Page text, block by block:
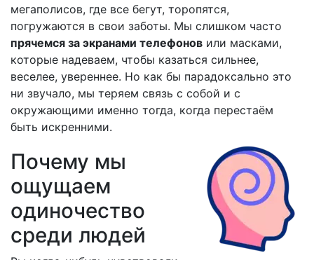
мегаполисов, где все бегут, торопятся,
погружаются в свои заботы. Мы слишком часто
прячемся за экранами телефонов или масками,
которые надеваем, чтобы казаться сильнее,
веселее, увереннее. Но как бы парадоксально это
ни звучало, мы теряем связь с собой и с
окружающими именно тогда, когда перестаём
быть искренними.
Почему мы
ощущаем
одиночество
среди людей